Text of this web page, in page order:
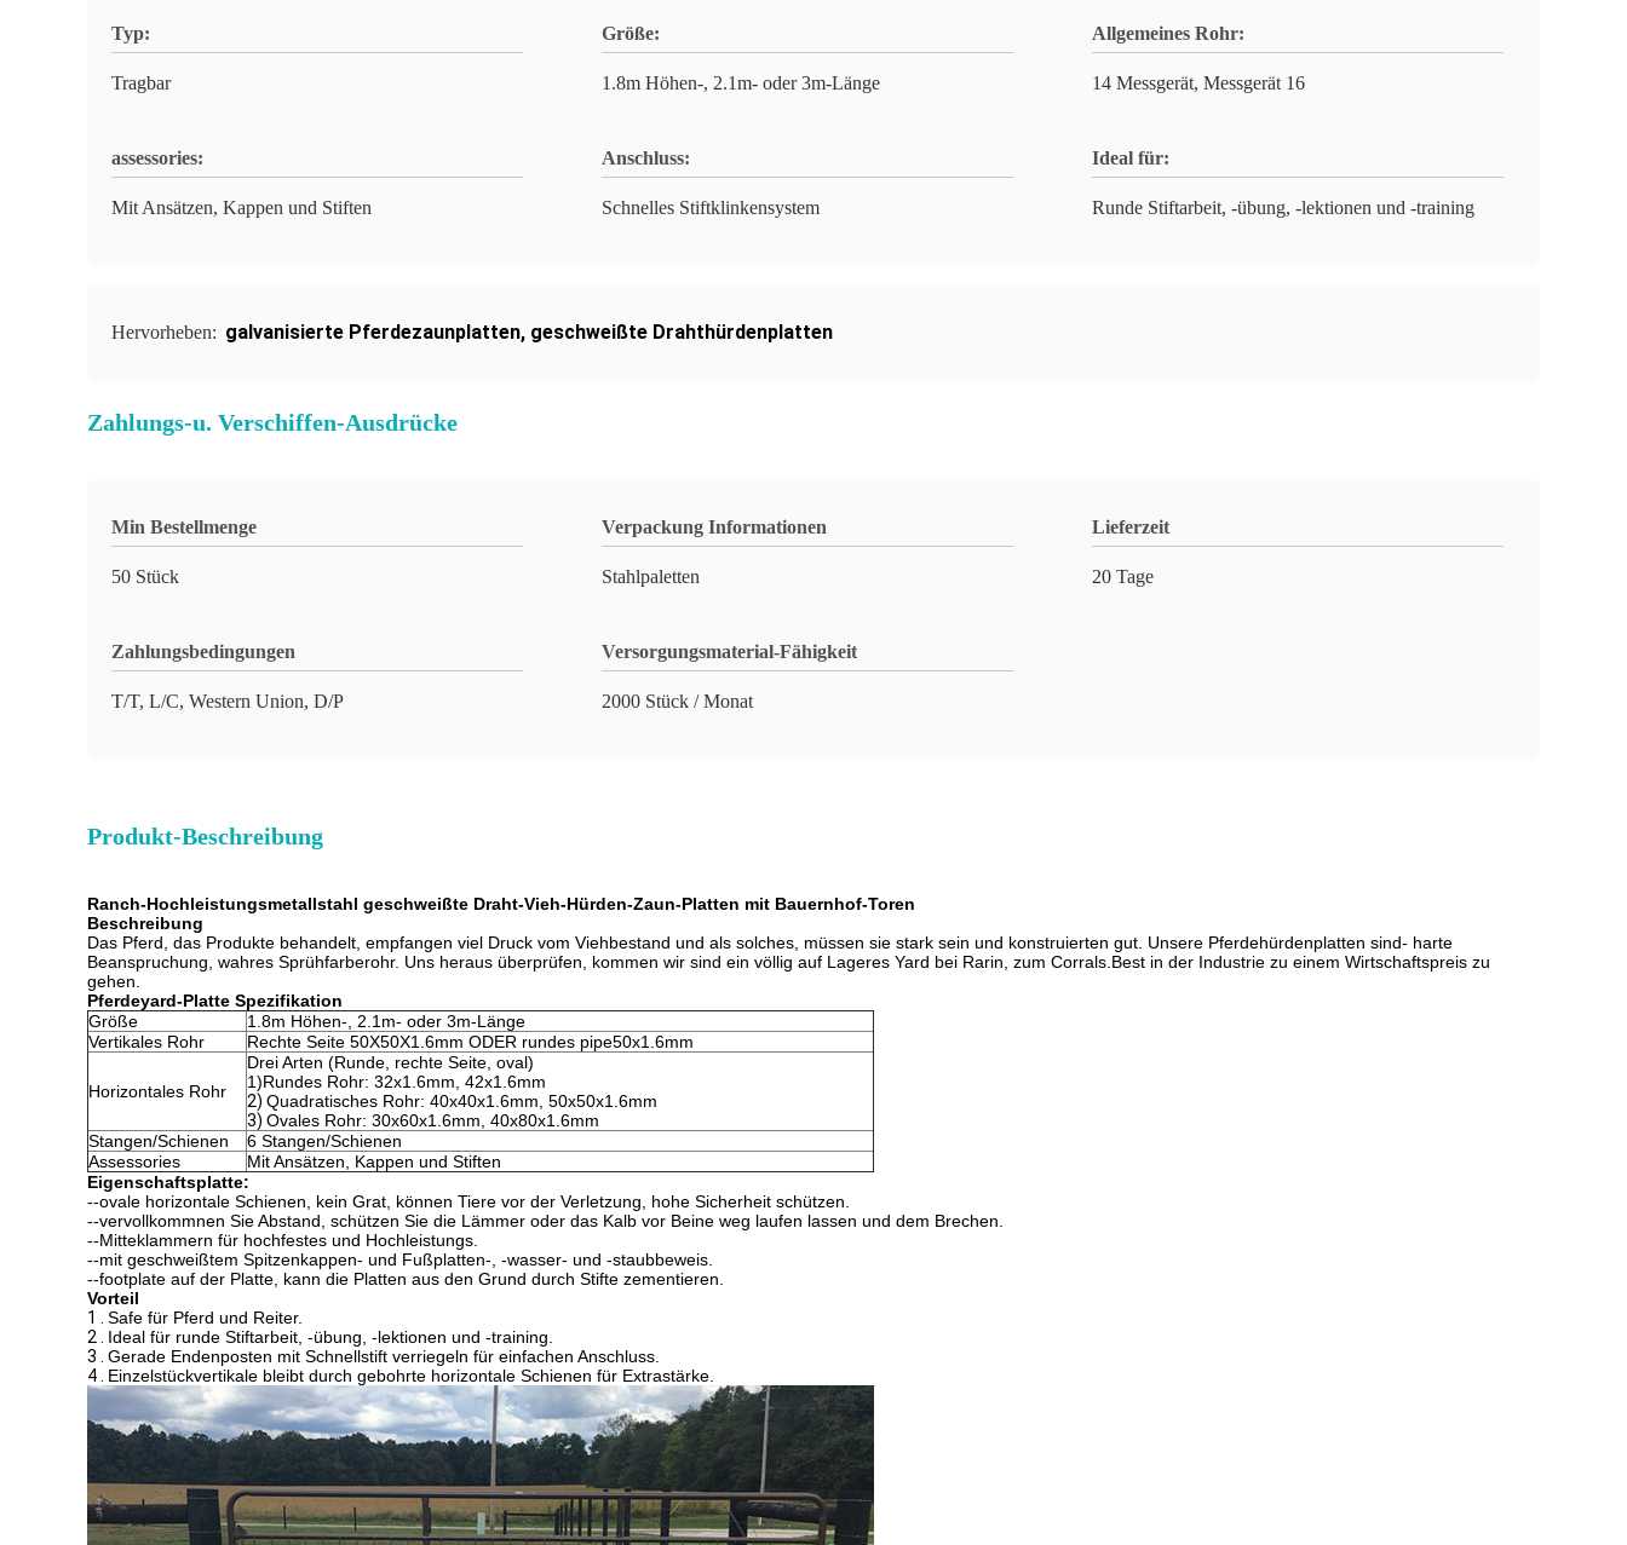
Typ:
Tragbar
Größe:
1.8m Höhen-, 2.1m- oder 3m-Länge
Allgemeines Rohr:
14 Messgerät, Messgerät 16
assessories:
Mit Ansätzen, Kappen und Stiften
Anschluss:
Schnelles Stiftklinkensystem
Ideal für:
Runde Stiftarbeit, -übung, -lektionen und -training
Hervorheben: galvanisierte Pferdezaunplatten, geschweißte Drahthürdenplatten
Zahlungs-u. Verschiffen-Ausdrücke
Min Bestellmenge
50 Stück
Verpackung Informationen
Stahlpaletten
Lieferzeit
20 Tage
Zahlungsbedingungen
T/T, L/C, Western Union, D/P
Versorgungsmaterial-Fähigkeit
2000 Stück / Monat
Produkt-Beschreibung
Ranch-Hochleistungsmetallstahl geschweißte Draht-Vieh-Hürden-Zaun-Platten mit Bauernhof-Toren
Beschreibung
Das Pferd, das Produkte behandelt, empfangen viel Druck vom Viehbestand und als solches, müssen sie stark sein und konstruierten gut. Unsere Pferdehürdenplatten sind- harte
Beanspruchung, wahres Sprühfarberohr. Uns heraus überprüfen, kommen wir sind ein völlig auf Lageres Yard bei Rarin, zum Corrals.Best in der Industrie zu einem Wirtschaftspreis zu
gehen.
Pferdeyard-Platte Spezifikation
Größe
1.8m Höhen-, 2.1m- oder 3m-Länge
Vertikales Rohr
Rechte Seite 50X50X1.6mm ODER rundes pipe50x1.6mm
Horizontales Rohr
Drei Arten (Runde, rechte Seite, oval)
1)Rundes Rohr: 32x1.6mm, 42x1.6mm
2) Quadratisches Rohr: 40x40x1.6mm, 50x50x1.6mm
3) Ovales Rohr: 30x60x1.6mm, 40x80x1.6mm
Stangen/Schienen
6 Stangen/Schienen
Assessories
Mit Ansätzen, Kappen und Stiften
Eigenschaftsplatte:
--ovale horizontale Schienen, kein Grat, können Tiere vor der Verletzung, hohe Sicherheit schützen.
--vervollkommnen Sie Abstand, schützen Sie die Lämmer oder das Kalb vor Beine weg laufen lassen und dem Brechen.
--Mitteklammern für hochfestes und Hochleistungs.
--mit geschweißtem Spitzenkappen- und Fußplatten-, -wasser- und -staubbeweis.
--footplate auf der Platte, kann die Platten aus den Grund durch Stifte zementieren.
Vorteil
1 . Safe für Pferd und Reiter.
2 . Ideal für runde Stiftarbeit, -übung, -lektionen und -training.
3 . Gerade Endenposten mit Schnellstift verriegeln für einfachen Anschluss.
4 . Einzelstückvertikale bleibt durch gebohrte horizontale Schienen für Extrastärke.